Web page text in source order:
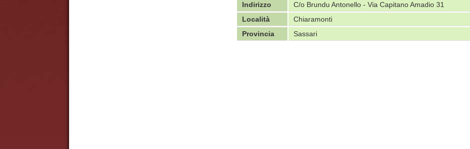
Indirizzo
C/o Brundu Antonello - Via Capitano Amadio 31
Località
Chiaramonti
Provincia
Sassari